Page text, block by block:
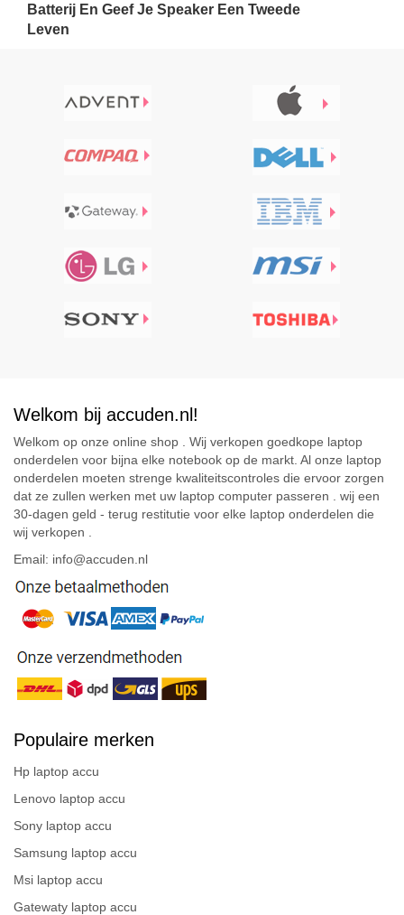
Batterij En Geef Je Speaker Een Tweede
Leven
Welkom bij accuden.nl!
Welkom op onze online shop . Wij verkopen goedkope laptop
onderdelen voor bijna elke notebook op de markt. Al onze laptop
onderdelen moeten strenge kwaliteitscontroles die ervoor zorgen
dat ze zullen werken met uw laptop computer passeren . wij een
30-dagen geld - terug restitutie voor elke laptop onderdelen die
wij verkopen .
Email: info@accuden.nl
Populaire merken
Hp laptop accu
Lenovo laptop accu
Sony laptop accu
Samsung laptop accu
Msi laptop accu
Gatewaty laptop accu